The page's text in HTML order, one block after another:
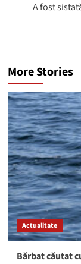
A fost
More Stories
Actualitate
Bărbat căutat